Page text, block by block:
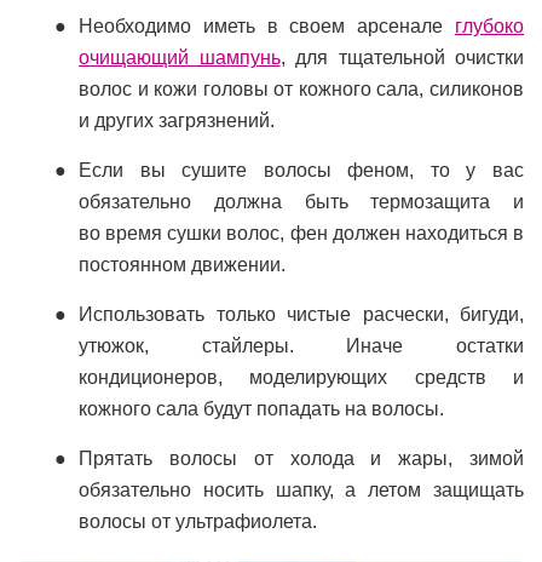
Необходимо иметь в своем арсенале глубоко
очищающий шампунь, для тщательной очистки
волос и кожи головы от кожного сала, силиконов
и других загрязнений.
Если вы сушите волосы феном, то у вас
обязательно должна быть термозащита и
во время сушки волос, фен должен находиться в
постоянном движении.
Использовать только чистые расчески, бигуди,
утюжок, стайлеры. Иначе остатки
кондиционеров, моделирующих средств и
кожного сала будут попадать на волосы.
Прятать волосы от холода и жары, зимой
обязательно носить шапку, а летом защищать
волосы от ультрафиолета.